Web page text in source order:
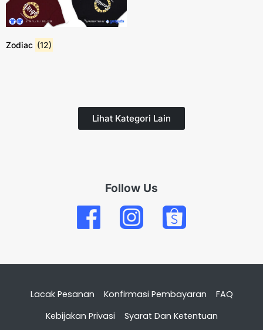
Zodiac (12)
Lihat Kategori Lain
Follow Us
Lacak Pesanan Konfirmasi Pembayaran
FAQ
Kebijakan Privasi
Syarat Dan Ketentuan